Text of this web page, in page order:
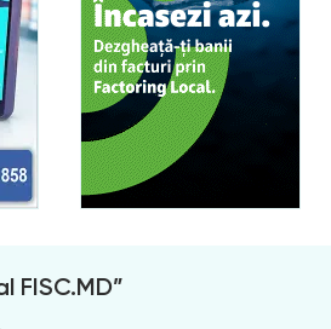
FISC.MD”